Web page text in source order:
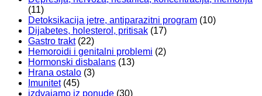
(11)
Detoksikacija jetre, antiparazitni program (10)
Dijabetes, holesterol, pritisak (17)
Gastro trakt (22)
Hemoroidi i genitalni problemi (2)
Hormonski disbalans (13)
Hrana ostalo (3)
Imunitet (45)
izdvajamo iz ponude (30)